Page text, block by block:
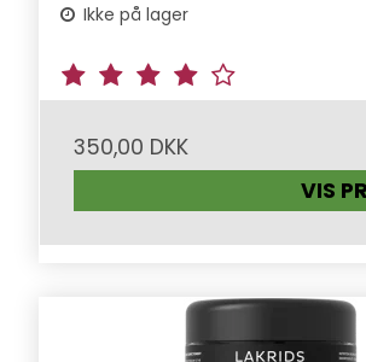
Ikke på lager
350,00 DKK
VIS